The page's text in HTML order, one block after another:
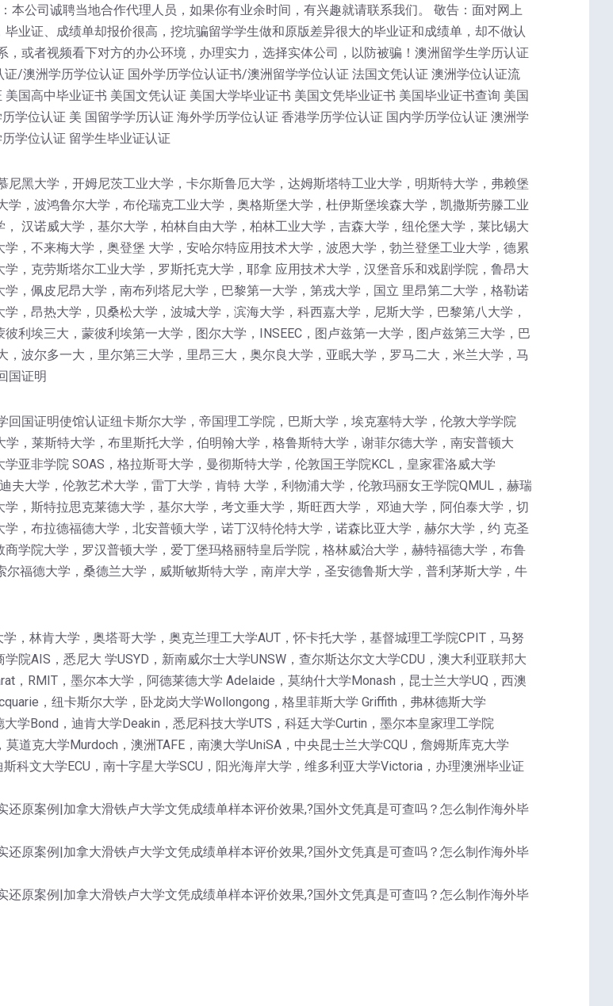
本公司诚聘当地合作代理人员，如果你有业余时间，有兴趣就请联系我们。 敬告：面对网上
业证、成绩单却报价很高，挖坑骗留学学生做和原版差异很大的毕业证和成绩单，却不做认
或者视频看下对方的办公环境，办理实力，选择实体公司，以防被骗！澳洲留学生学历认证
/澳洲学历学位认证 国外学历学位认证书/澳洲留学学位认证 法国文凭认证 澳洲学位认证流
国高中毕业证书 美国文凭认证 美国大学毕业证书 美国文凭毕业证书 美国毕业证书查询 美国
学位认证 美 国留学学历认证 海外学历学位认证 香港学历学位认证 国内学历学位认证 澳洲学
学位认证 留学生毕业证认证
黑大学，开姆尼茨工业大学，卡尔斯鲁厄大学，达姆斯塔特工业大学，明斯特大学，弗赖堡
，波鸿鲁尔大学，布伦瑞克工业大学，奥格斯堡大学，杜伊斯堡埃森大学，凯撒斯劳滕工业
汉诺威大学，基尔大学，柏林自由大学，柏林工业大学，吉森大学，纽伦堡大学，莱比锡大
，不来梅大学，奥登堡 大学，安哈尔特应用技术大学，波恩大学，勃兰登堡工业大学，德累
，克劳斯塔尔工业大学，罗斯托克大学，耶拿 应用技术大学，汉堡音乐和戏剧学院，鲁昂大
，佩皮尼昂大学，南布列塔尼大学，巴黎第一大学，第戎大学，国立 里昂第二大学，格勒诺
，昂热大学，贝桑松大学，波城大学，滨海大学，科西嘉大学，尼斯大学，巴黎第八大学，
利埃三大，蒙彼利埃第一大学，图尔大学，INSEEC，图卢兹第一大学，图卢兹第三大学，巴
波尔多一大，里尔第三大学，里昂三大，奥尔良大学，亚眠大学，罗马二大，米兰大学，马
国证明
国证明使馆认证纽卡斯尔大学，帝国理工学院，巴斯大学，埃克塞特大学，伦敦大学学院
，莱斯特大学，布里斯托大学，伯明翰大学，格鲁斯特大学，谢菲尔德大学，南安普顿大
亚非学院 SOAS，格拉斯哥大学，曼彻斯特大学，伦敦国王学院KCL，皇家霍洛威大学
夫大学，伦敦艺术大学，雷丁大学，肯特 大学，利物浦大学，伦敦玛丽女王学院QMUL，赫瑞
，斯特拉思克莱德大学，基尔大学，考文垂大学，斯旺西大学， 邓迪大学，阿伯泰大学，切
，布拉德福德大学，北安普顿大学，诺丁汉特伦特大学，诺森比亚大学，赫尔大学，约 克圣
学院大学，罗汉普顿大学，爱丁堡玛格丽特皇后学院，格林威治大学，赫特福德大学，布鲁
尔福德大学，桑德兰大学，威斯敏斯特大学，南岸大学，圣安德鲁斯大学，普利茅斯大学，牛
，林肯大学，奥塔哥大学，奥克兰理工大学AUT，怀卡托大学，基督城理工学院CPIT，马努
院AIS，悉尼大 学USYD，新南威尔士大学UNSW，查尔斯达尔文大学CDU，澳大利亚联邦大
，RMIT，墨尔本大学，阿德莱德大学 Adelaide，莫纳什大学Monash，昆士兰大学UQ，西澳
，纽卡斯尔大学，卧龙岗大学Wollongong，格里菲斯大学 Griffith，弗林德斯大学
学Bond，迪肯大学Deakin，悉尼科技大学UTS，科廷大学Curtin，墨尔本皇家理工学院
道克大学Murdoch，澳洲TAFE，南澳大学UniSA，中央昆士兰大学CQU，詹姆斯库克大学
科文大学ECU，南十字星大学SCU，阳光海岸大学，维多利亚大学Victoria，办理澳洲毕业证
还原案例|加拿大滑铁卢大学文凭成绩单样本评价效果,?国外文凭真是可查吗？怎么制作海外毕
还原案例|加拿大滑铁卢大学文凭成绩单样本评价效果,?国外文凭真是可查吗？怎么制作海外毕
还原案例|加拿大滑铁卢大学文凭成绩单样本评价效果,?国外文凭真是可查吗？怎么制作海外毕